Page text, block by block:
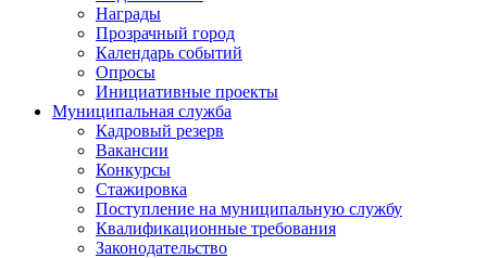
Награды
Прозрачный город
Календарь событий
Опросы
Инициативные проекты
Муниципальная служба
Кадровый резерв
Вакансии
Конкурсы
Стажировка
Поступление на муниципальную службу
Квалификационные требования
Законодательство